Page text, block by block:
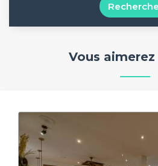
Vous aimerez